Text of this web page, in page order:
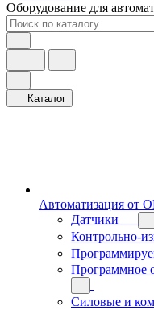
Оборудование для
Каталог
Автоматизация от
Датчики
Контрольно-
Программное
Силовые и